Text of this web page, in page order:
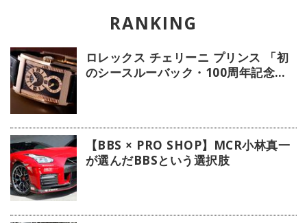
ロレックス チェリーニ プリンス 「初
のシースルーバック・100周年記念モ
【BBS × PRO SHOP】MCR小林真一
が選んだBBSという選択肢